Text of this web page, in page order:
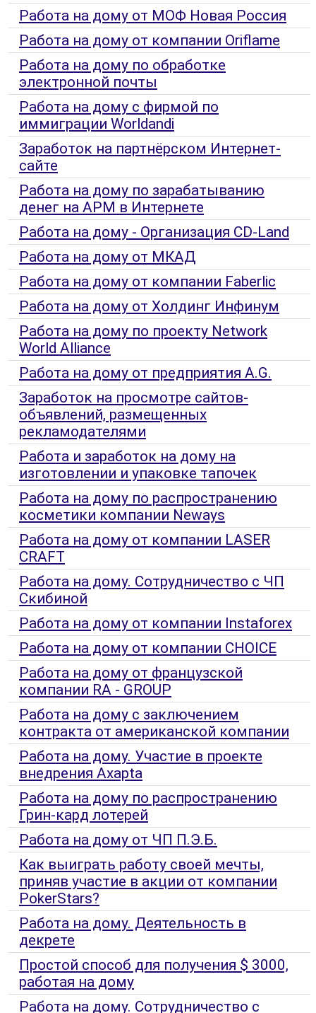
Работа на дому от МОФ Новая Россия
Работа на дому от компании Oriflame
Работа на дому по обработке
электронной почты
Работа на дому с фирмой по
иммиграции Worldandi
Заработок на партнёрском Интернет-
сайте
Работа на дому по зарабатыванию
денег на АРМ в Интернете
Работа на дому - Организация CD-Land
Работа на дому от МКАД
Работа на дому от компании Faberlic
Работа на дому от Холдинг Инфинум
Работа на дому по проекту Network
World Alliance
Работа на дому от предприятия A.G.
Заработок на просмотре сайтов-
объявлений, размещенных
рекламодателями
Работа и заработок на дому на
изготовлении и упаковке тапочек
Работа на дому по распространению
косметики компании Neways
Работа на дому от компании LASER
CRAFT
Работа на дому. Сотрудничество с ЧП
Скибиной
Работа на дому от компании Instaforex
Работа на дому от компании CHOICE
Работа на дому от французской
компании RA - GROUP
Работа на дому с заключением
контракта от американской компании
Работа на дому. Участие в проекте
внедрения Axapta
Работа на дому по распространению
Грин-кард лотерей
Работа на дому от ЧП П.Э.Б.
Как выиграть работу своей мечты,
приняв участие в акции от компании
PokerStars?
Работа на дому. Деятельность в
декрете
Простой способ для получения $ 3000,
работая на дому
Работа на дому. Сотрудничество с